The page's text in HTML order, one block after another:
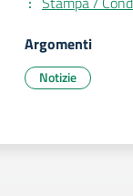
Argomenti
Notizie